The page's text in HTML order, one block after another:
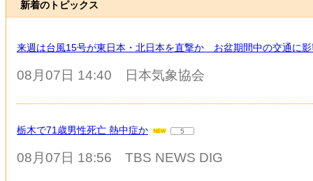
新着のトピックス
来週は台風15号が東日本・北日本を直撃か お盆期間中の交通に影
08月07日 14:40 日本気象協会
栃木で71歳男性死亡 熱中症か 5
08月07日 18:56 TBS NEWS DIG